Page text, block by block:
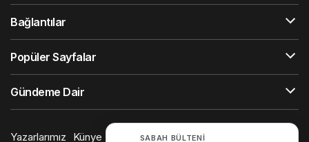
"Görmeden Kaybetme: Glokoma Karşı
SABAH BÜLTENI
Bağlantılar
Popüler Sayfalar
Gündeme Dair
Yazarlarımız Künye Hesabım Gizlilik politikası